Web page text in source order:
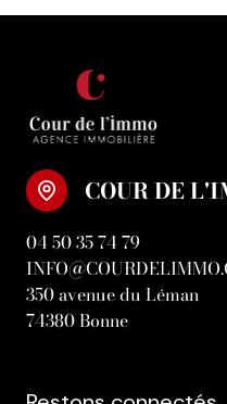
COUR DE
04 50 35 74 79
350 avenue du Léman
74380 Bonne